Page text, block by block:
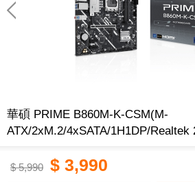
華碩 PRIME B860M-K-CSM(M-
ATX/2xM.2/4xSATA/1H1DP/Realtek
$5,990 $ 3,990